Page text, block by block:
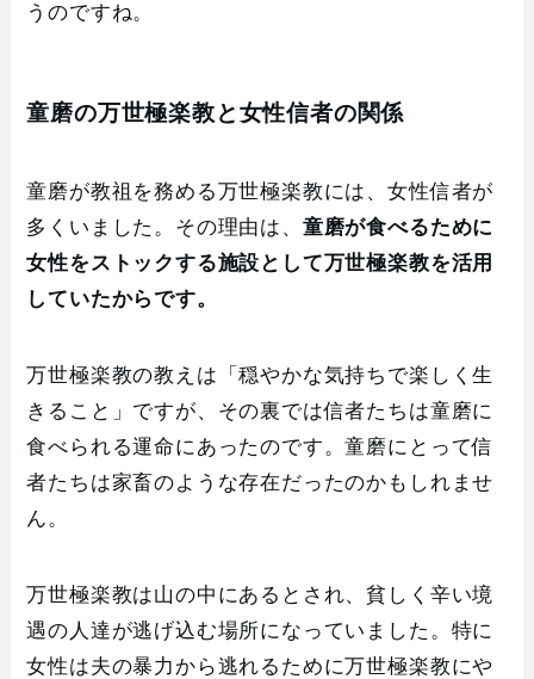
うのですね。
童磨の万世極楽教と女性信者の関係
童磨が教祖を務める万世極楽教には、女性信者が
多くいました。その理由は、 童磨が食べるために
女性をストックする施設として万世極楽教を活用
していたからです。
万世極楽教の教えは「穏やかな気持ちで楽しく生
きること」ですが、その裏では信者たちは童磨に
食べられる運命にあったのです。童磨にとって信
者たちは家畜のような存在だったのかもしれませ
ん。
万世極楽教は山の中にあるとされ、貧しく辛い境
遇の人達が逃げ込む場所になっていました。特に
女性は夫の暴力から逃れるために万世極楽教にや